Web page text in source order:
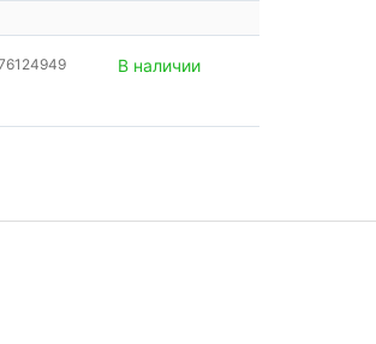
В наличии